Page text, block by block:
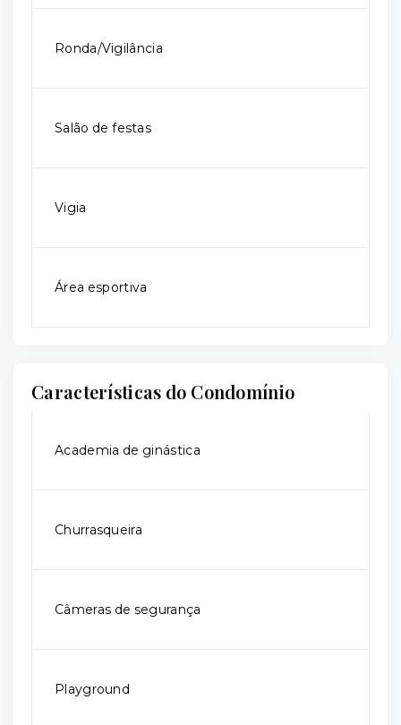
Ronda/Vigilância
Salão de festas
Vigia
Área esportiva
Características do Condomínio
Academia de ginástica
Churrasqueira
Câmeras de segurança
Playground